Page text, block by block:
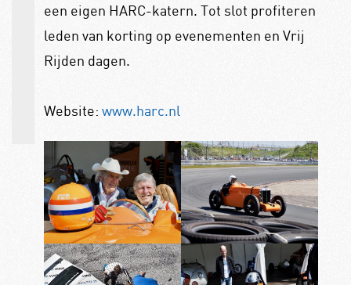
een eigen HARC-katern. Tot slot profiteren
leden van korting op evenementen en Vrij
Rijden dagen.
Website: www.harc.nl